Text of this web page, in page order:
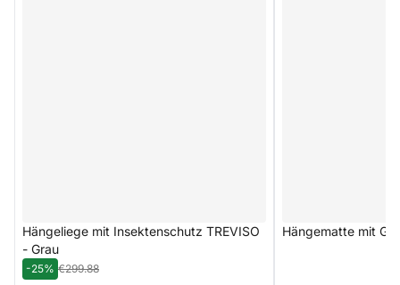
Hängeliege mit Insektenschutz TREVISO
- Grau
-25% €299.88
Hängematte mit